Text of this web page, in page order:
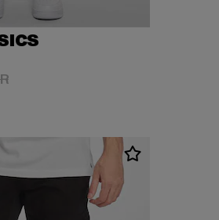
EUR
Aktionspreis: 49,99 EUR